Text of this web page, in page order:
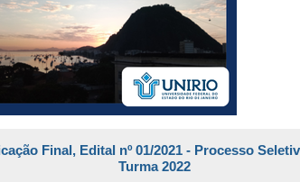
Final, Edital nº 01/2021 - Processo
Turma 2022